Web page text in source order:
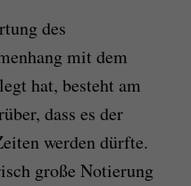
des
mit dem
hat, besteht am
dass es der
werden dürfte.
große Notierung